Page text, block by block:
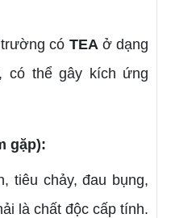
có TEA ở dạng
có thể gây kích ứng
gặp):
tiêu chảy, đau bụng,
là chất độc cấp tính.